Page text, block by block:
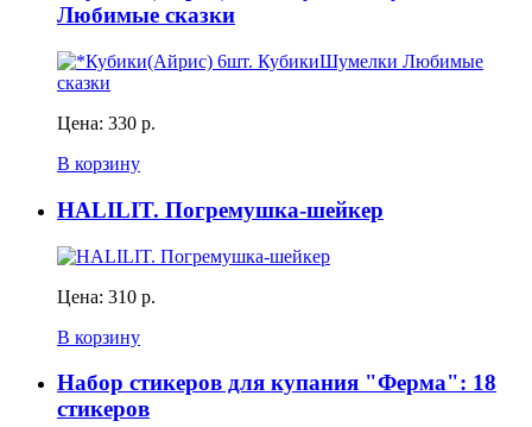
Любимые сказки
Цена: 330 р.
В корзину
HALILIT. Погремушка-шейкер
Цена: 310 р.
В корзину
Набор стикеров для купания "Ферма": 18
стикеров